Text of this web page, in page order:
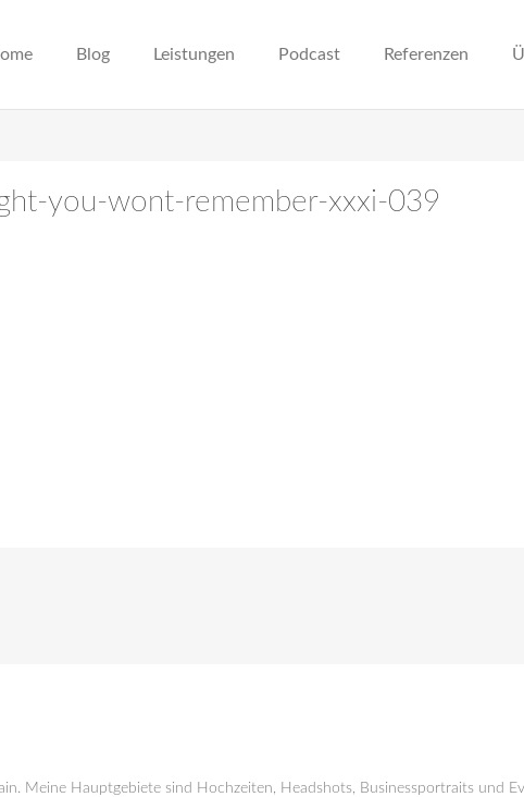
Blog Leistungen Podcast Referenzen
you-wont-remember-xxxi-039
Meine Hauptgebiete sind Hochzeiten, Headshots, Businessportraits und